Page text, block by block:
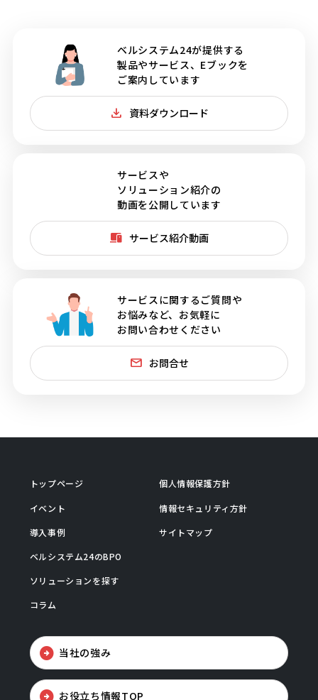
ベルシステム24が提供する
製品やサービス、Eブックを
ご案内しています
資料ダウンロード
サービスや
ソリューション紹介の
動画を公開しています
サービス紹介動画
サービスに関するご質問や
お悩みなど、お気軽に
お問い合わせください
お問合せ
トップページ
イベント
導入事例
ベルシステム24のBPO
ソリューションを探す
コラム
個人情報保護方針
情報セキュリティ方針
サイトマップ
当社の強み
お役立ち情報TOP